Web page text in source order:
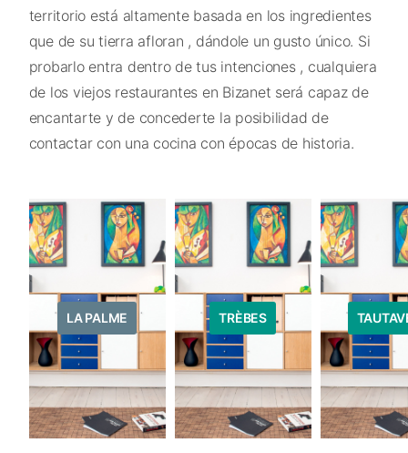
territorio está altamente basada en los ingredientes
que de su tierra afloran , dándole un gusto único. Si
probarlo entra dentro de tus intenciones , cualquiera
de los viejos restaurantes en Bizanet será capaz de
encantarte y de concederte la posibilidad de
contactar con una cocina con épocas de historia.
LA PALME TRÈBES